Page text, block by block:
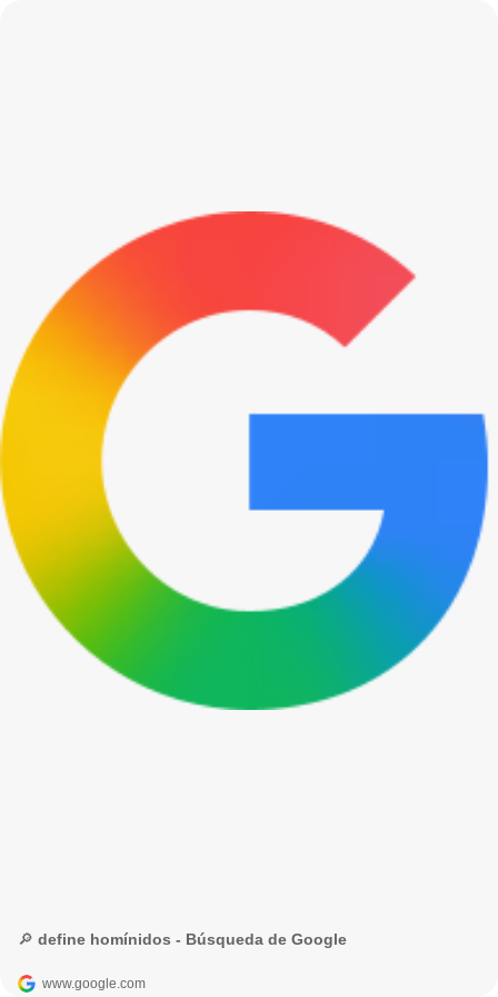
🔎 define homínidos - Búsqueda de Google
www.google.com